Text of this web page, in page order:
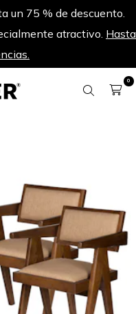
un 75 % de descuento.
atractivo. Hasta
0
- Marrón Oscuro